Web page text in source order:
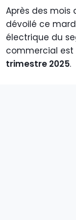
Après des mois
dévoilé ce
électrique du
commercial est
trimestre 2025.